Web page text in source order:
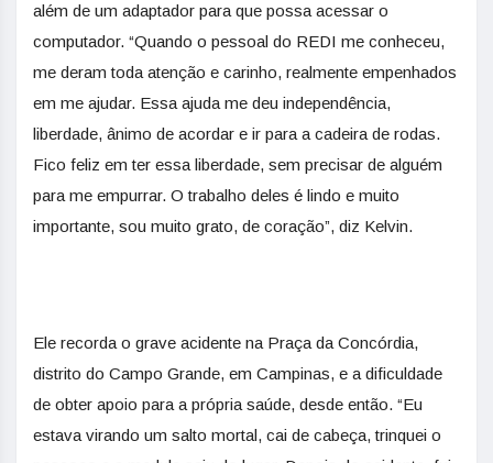
além de um adaptador para que possa acessar o
computador. “Quando o pessoal do REDI me conheceu,
me deram toda atenção e carinho, realmente empenhados
em me ajudar. Essa ajuda me deu independência,
liberdade, ânimo de acordar e ir para a cadeira de rodas.
Fico feliz em ter essa liberdade, sem precisar de alguém
para me empurrar. O trabalho deles é lindo e muito
importante, sou muito grato, de coração”, diz Kelvin.
Ele recorda o grave acidente na Praça da Concórdia,
distrito do Campo Grande, em Campinas, e a dificuldade
de obter apoio para a própria saúde, desde então. “Eu
estava virando um salto mortal, cai de cabeça, trinquei o